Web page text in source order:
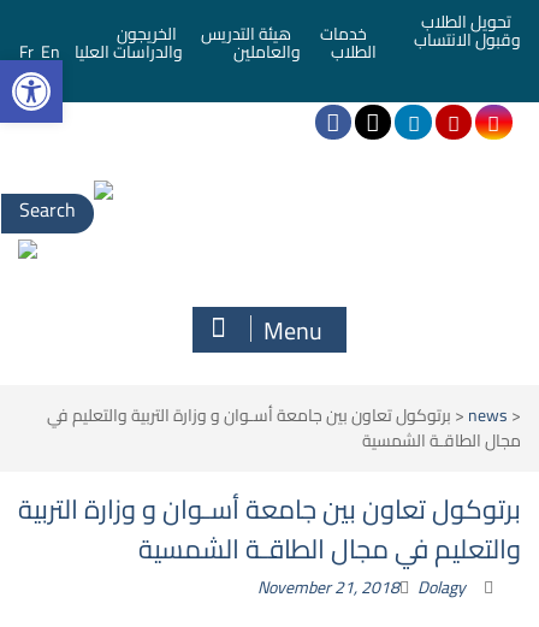
تحويل الطلاب
وقبول الانتساب خدمات
الطلاب
هيئة التدريس
والعاملين
الخريجون
والدراسات العليا En
Fr
Search
for:
Menu
<
news
<برتوكول تعاون بين جامعة أسـوان و وزارة التربية والتعليم في
مجال الطاقـة الشمسية
برتوكول تعاون بين جامعة أسـوان و وزارة التربية
والتعليم في مجال الطاقـة الشمسية
November 21, 2018 Dolagy